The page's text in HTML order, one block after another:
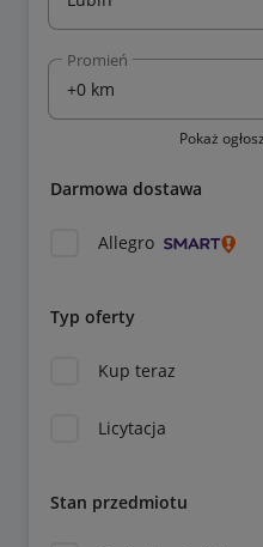
Promień
Pokaż
Darmowa dostawa
Allegro
Typ oferty
Kup teraz
Licytacja
Stan przedmiotu